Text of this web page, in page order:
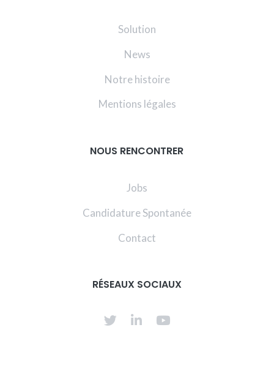
Solution
News
Notre histoire
Mentions légales
NOUS RENCONTRER
Jobs
Candidature Spontanée
Contact
RÉSEAUX SOCIAUX